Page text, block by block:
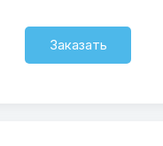
Заказать